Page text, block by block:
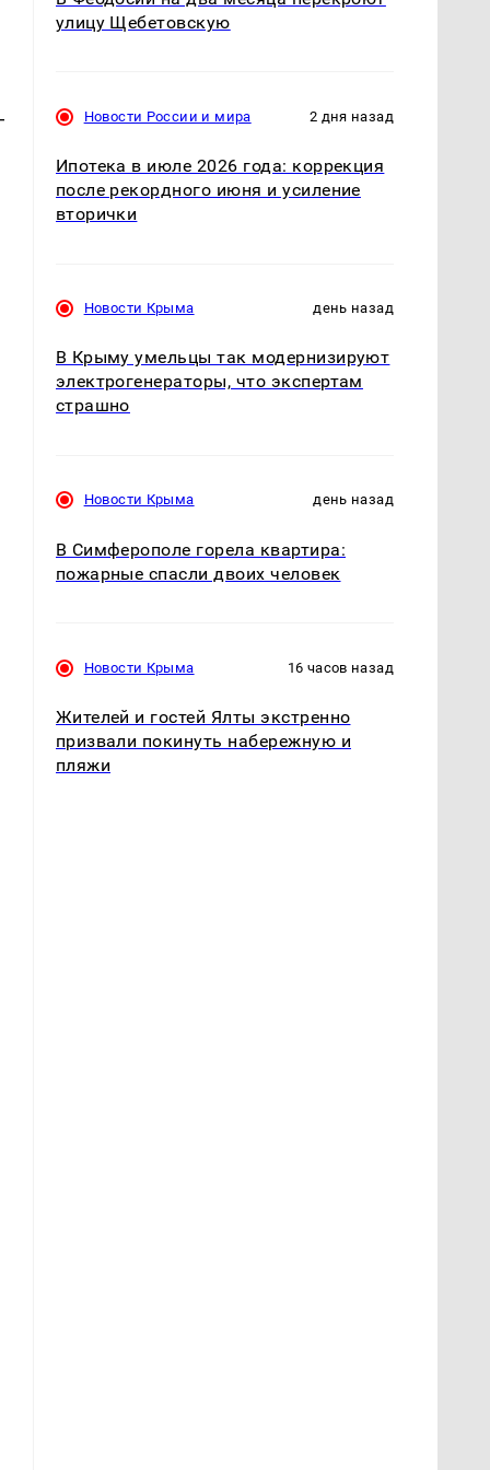
улицу Щебетовскую
Новости России и мира 2 дня назад
Ипотека в июле 2026 года: коррекция
после рекордного июня и усиление
вторички
Новости Крыма день назад
В Крыму умельцы так модернизируют
электрогенераторы, что экспертам
страшно
Новости Крыма день назад
В Симферополе горела квартира:
пожарные спасли двоих человек
Новости Крыма 16 часов назад
Жителей и гостей Ялты экстренно
призвали покинуть набережную и
пляжи